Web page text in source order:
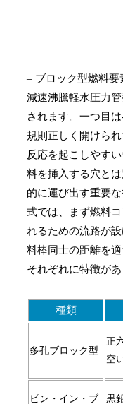
– ブロック型燃料
減速沸騰軽水圧力
されます。一つ目
規則正しく開けら
反応を起こしやす
料を挿入する穴とは
的に運び出す重要
式では、まず燃料
れるための流路が
料棒同士の距離を
それぞれに特徴が
種類
多孔ブロック型
正
空
ピン・イン・ブ 黒